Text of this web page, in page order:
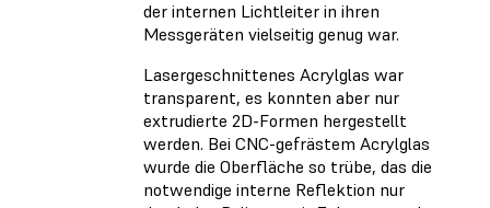
der internen Lichtleiter in ihren
Messgeräten vielseitig genug war.
Lasergeschnittenes Acrylglas war
transparent, es konnten aber nur
extrudierte 2D-Formen hergestellt
werden. Bei CNC-gefrästem Acrylglas
wurde die Oberfläche so trübe, das die
notwendige interne Reflektion nur